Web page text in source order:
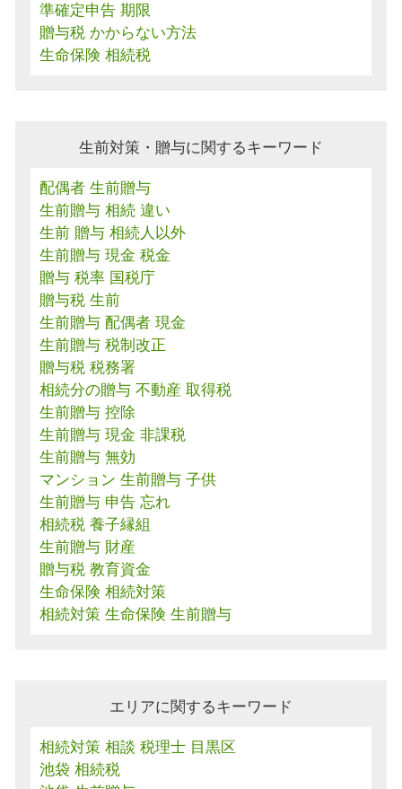
準確定申告 期限
贈与税 かからない方法
生命保険 相続税
生前対策・贈与に関するキーワード
配偶者 生前贈与
生前贈与 相続 違い
生前 贈与 相続人以外
生前贈与 現金 税金
贈与 税率 国税庁
贈与税 生前
生前贈与 配偶者 現金
生前贈与 税制改正
贈与税 税務署
相続分の贈与 不動産 取得税
生前贈与 控除
生前贈与 現金 非課税
生前贈与 無効
マンション 生前贈与 子供
生前贈与 申告 忘れ
相続税 養子縁組
生前贈与 財産
贈与税 教育資金
生命保険 相続対策
相続対策 生命保険 生前贈与
エリアに関するキーワード
相続対策 相談 税理士 目黒区
池袋 相続税